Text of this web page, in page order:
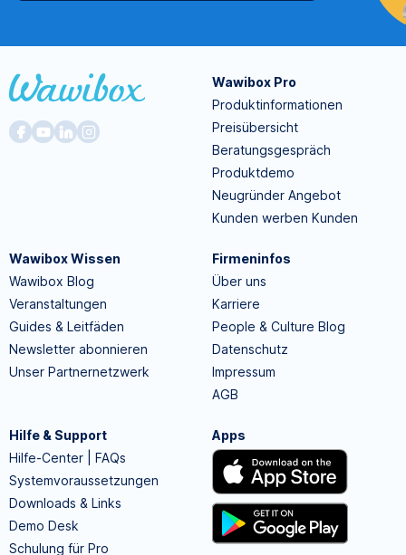
Wawibox Pro
Produktinformationen
Preisübersicht
Beratungsgespräch
Produktdemo
Neugründer Angebot
Kunden werben Kunden
Wawibox Wissen
Wawibox Blog
Veranstaltungen
Guides & Leitfäden
Newsletter abonnieren
Unser Partnernetzwerk
Firmeninfos
Über uns
Karriere
People & Culture Blog
Datenschutz
Impressum
AGB
Hilfe & Support
Hilfe-Center | FAQs
Systemvoraussetzungen
Downloads & Links
Demo Desk
Schulung für Pro
Apps